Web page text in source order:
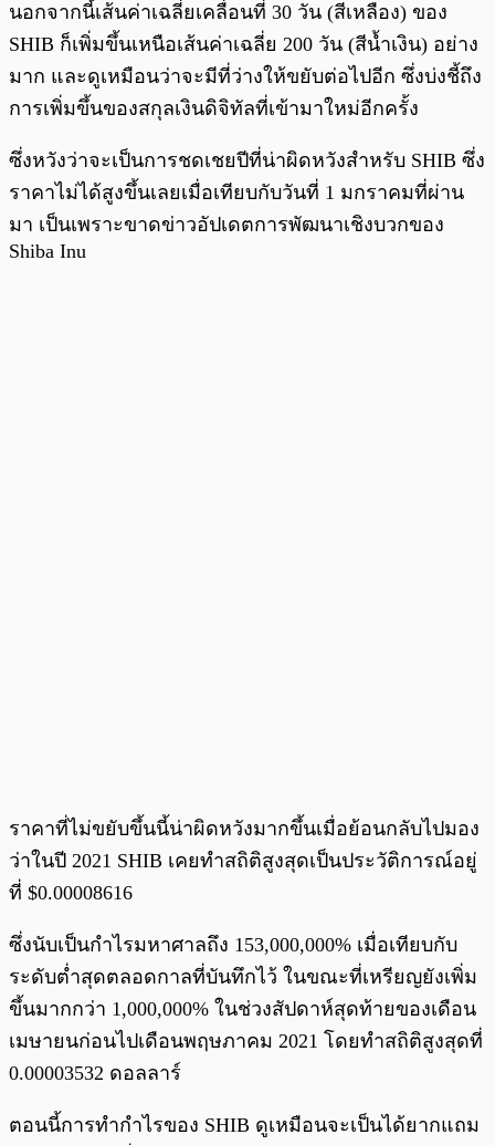
นอกจากนี้เส้นค่าเฉลี่ยเคลื่อนที่ 30 วัน (สีเหลือง) ของ
SHIB ก็เพิ่มขึ้นเหนือเส้นค่าเฉลี่ย 200 วัน (สีน้ำเงิน) อย่าง
มาก และดูเหมือนว่าจะมีที่ว่างให้ขยับต่อไปอีก ซึ่งบ่งชี้ถึง
การเพิ่มขึ้นของสกุลเงินดิจิทัลที่เข้ามาใหม่อีกครั้ง
ซึ่งหวังว่าจะเป็นการชดเชยปีที่น่าผิดหวังสำหรับ SHIB ซึ่ง
ราคาไม่ได้สูงขึ้นเลยเมื่อเทียบกับวันที่ 1 มกราคมที่ผ่าน
มา เป็นเพราะขาดข่าวอัปเดตการพัฒนาเชิงบวกของ
Shiba Inu
ราคาที่ไม่ขยับขึ้นนี้น่าผิดหวังมากขึ้นเมื่อย้อนกลับไปมอง
ว่าในปี 2021 SHIB เคยทำสถิติสูงสุดเป็นประวัติการณ์อยู่
ที่ $0.00008616
ซึ่งนับเป็นกำไรมหาศาลถึง 153,000,000% เมื่อเทียบกับ
ระดับต่ำสุดตลอดกาลที่บันทึกไว้ ในขณะที่เหรียญยังเพิ่ม
ขึ้นมากกว่า 1,000,000% ในช่วงสัปดาห์สุดท้ายของเดือน
เมษายนก่อนไปเดือนพฤษภาคม 2021 โดยทำสถิติสูงสุดที่
0.00003532 ดอลลาร์
ตอนนี้การทำกำไรของ SHIB ดูเหมือนจะเป็นได้ยากแถม